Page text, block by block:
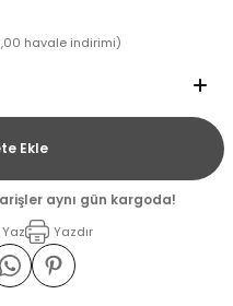
havale indirimi)
Ekle
aynı gün kargoda!
Yazdır